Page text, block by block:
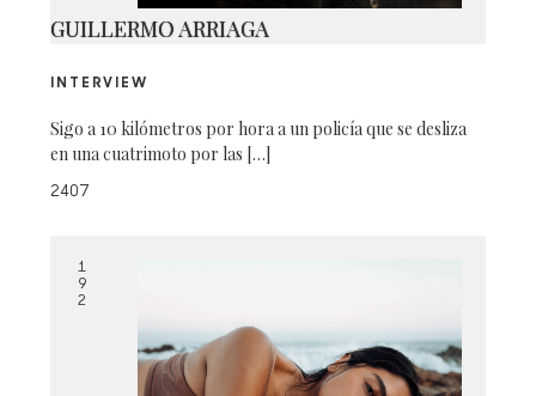
GUILLERMO ARRIAGA
INTERVIEW
Sigo a 10 kilómetros por hora a un policía que se desliza
en una cuatrimoto por las […]
2407
1
9
2